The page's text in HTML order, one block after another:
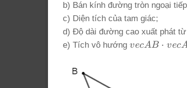
b) Bán kính đường tròn ngoại
c) Diện tích của tam giác;
d) Độ dài đường cao xuất phát từ
e) Tích vô hướng vec{AB}
vecAB ⋅ vec